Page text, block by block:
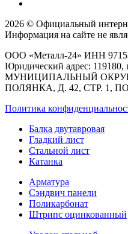
2026 © Официальный
Информация на сайте не
ООО «Металл-24» ИНН
Юридический адрес:
МУНИЦИПАЛЬНЫЙ
ПОЛЯНКА, Д. 42, СТР. 1,
Политика
Балка двутавровая
Гладкий лист
Стальной лист
Катанка
Арматура
Сэндвич панели
Поликарбонат
Штрипс оцинкованный